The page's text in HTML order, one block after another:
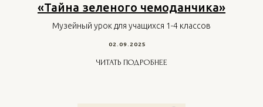
«Тайна зеленого чемоданчика»
Музейный урок для учащихся 1-4 классов
02.09.2025
ЧИТАТЬ ПОДРОБНЕЕ